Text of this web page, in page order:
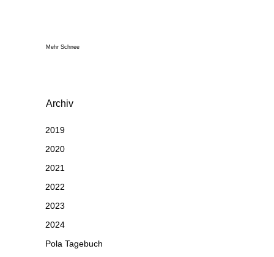
Mehr Schnee
Archiv
2019
2020
2021
2022
2023
2024
Pola Tagebuch